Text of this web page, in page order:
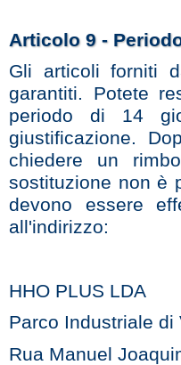
Articolo 9 -
Gli articoli forniti
garantiti. Potete
periodo di 14
giustificazione.
chiedere un
sostituzione non è
devono essere
all'indirizzo:
HHO PLUS LDA
Parco Industriale di
Rua Manuel